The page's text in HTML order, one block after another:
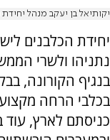
יקותיאל בן יעקב מנהל יחידת
יחידת הכלבנים
נתניהו ולשרי
בנגיף הקורונה,
בכלבי הרחה
כניסתם לארץ, עוד